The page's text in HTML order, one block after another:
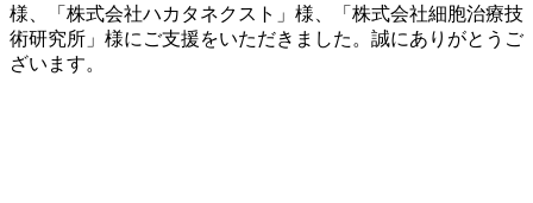
様、「株式会社ハカタネクスト」様、「株式会社細胞治療技
術研究所」様にご支援をいただきました。誠にありがとうご
ざいます。